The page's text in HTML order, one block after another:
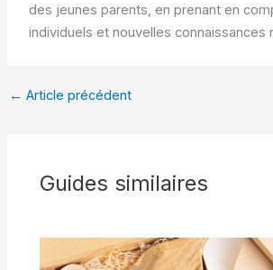
des jeunes parents, en prenant en
individuels et nouvelles connaissances
← Article précédent
Guides similaires